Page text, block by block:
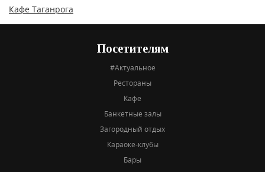
Кафе Таганрога
Посетителям
#Актуальное
Рестораны
Кафе
Банкетные залы
Загородный отдых
Караоке-клубы
Бары